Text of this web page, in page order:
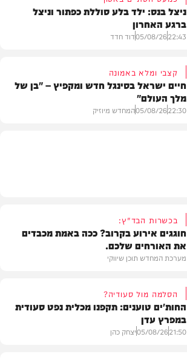
ניצל בנס: ילד בלע סוללת כפתור וניצל
ברגע האחרון
22:43
05/08/26דוד חדד
קצבי ומלא באמונה
חיים ישראל בסינגל חדש ומקפיץ – "בן של
מלך העולם"
22:30
05/08/26המחדש מיוזיק
בכשרות הבד"ץ:
חוגגים אירוע בקרוב? ככה באמת מכבדים
את האורחים שלכם.
מערכת המחדש תוכן שיווקי
הסלמה מול סעודיה?
החות'ים טוענים: תקפנו מכלית נפט סעודית
במפרץ עדן
21:50
05/08/26יצחק כהן